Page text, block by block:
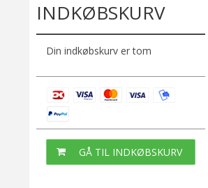
INDKØBSKURV
Din indkøbskurv er tom
GÅ TIL INDKØBSKURV